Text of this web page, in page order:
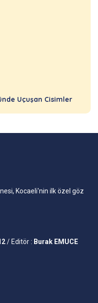
Uçuşan Cisimler
Kocaeli'nin ilk özel göz
/ Editör : Burak EMUCE